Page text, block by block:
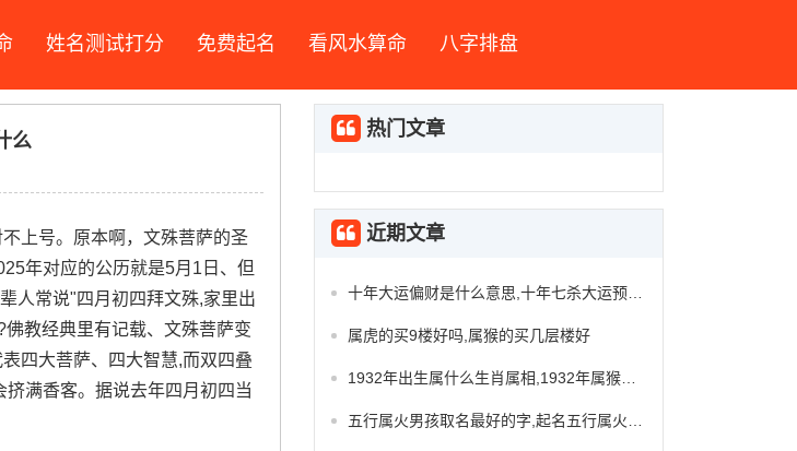
姓名测试打分 免费起名 看风水算命 八字排盘
么
上号。原本啊，文殊菩萨的圣
年对应的公历就是5月1日、但
人常说"四月初四拜文殊,家里出
教经典里有记载、文殊菩萨变
四大菩萨、四大智慧,而双四叠
满香客。据说去年四月初四当
热门文章
近期文章
属虎的买9楼好吗,属猴的买几层楼好